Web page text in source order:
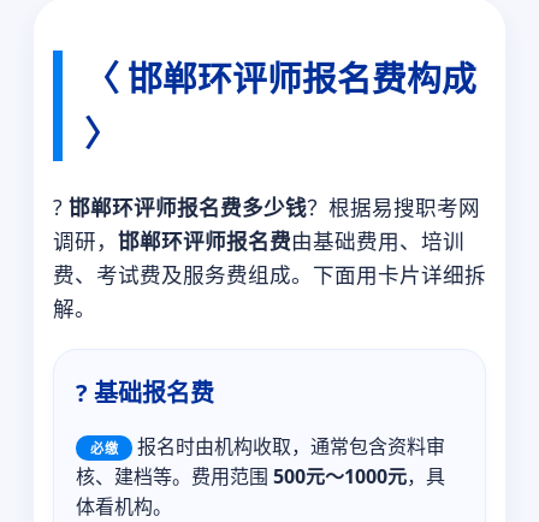
〈 邯郸环评师报名费构成
〉
? 邯郸环评师报名费多少钱？根据易搜职考网
调研， 邯郸环评师报名费由基础费用、培训
费、考试费及服务费组成。下面用卡片详细拆
解。
? 基础报名费
必缴
报名时由机构收取，通常包含资料审
核、建档等。费用范围 500元～1000元，具
体看机构。